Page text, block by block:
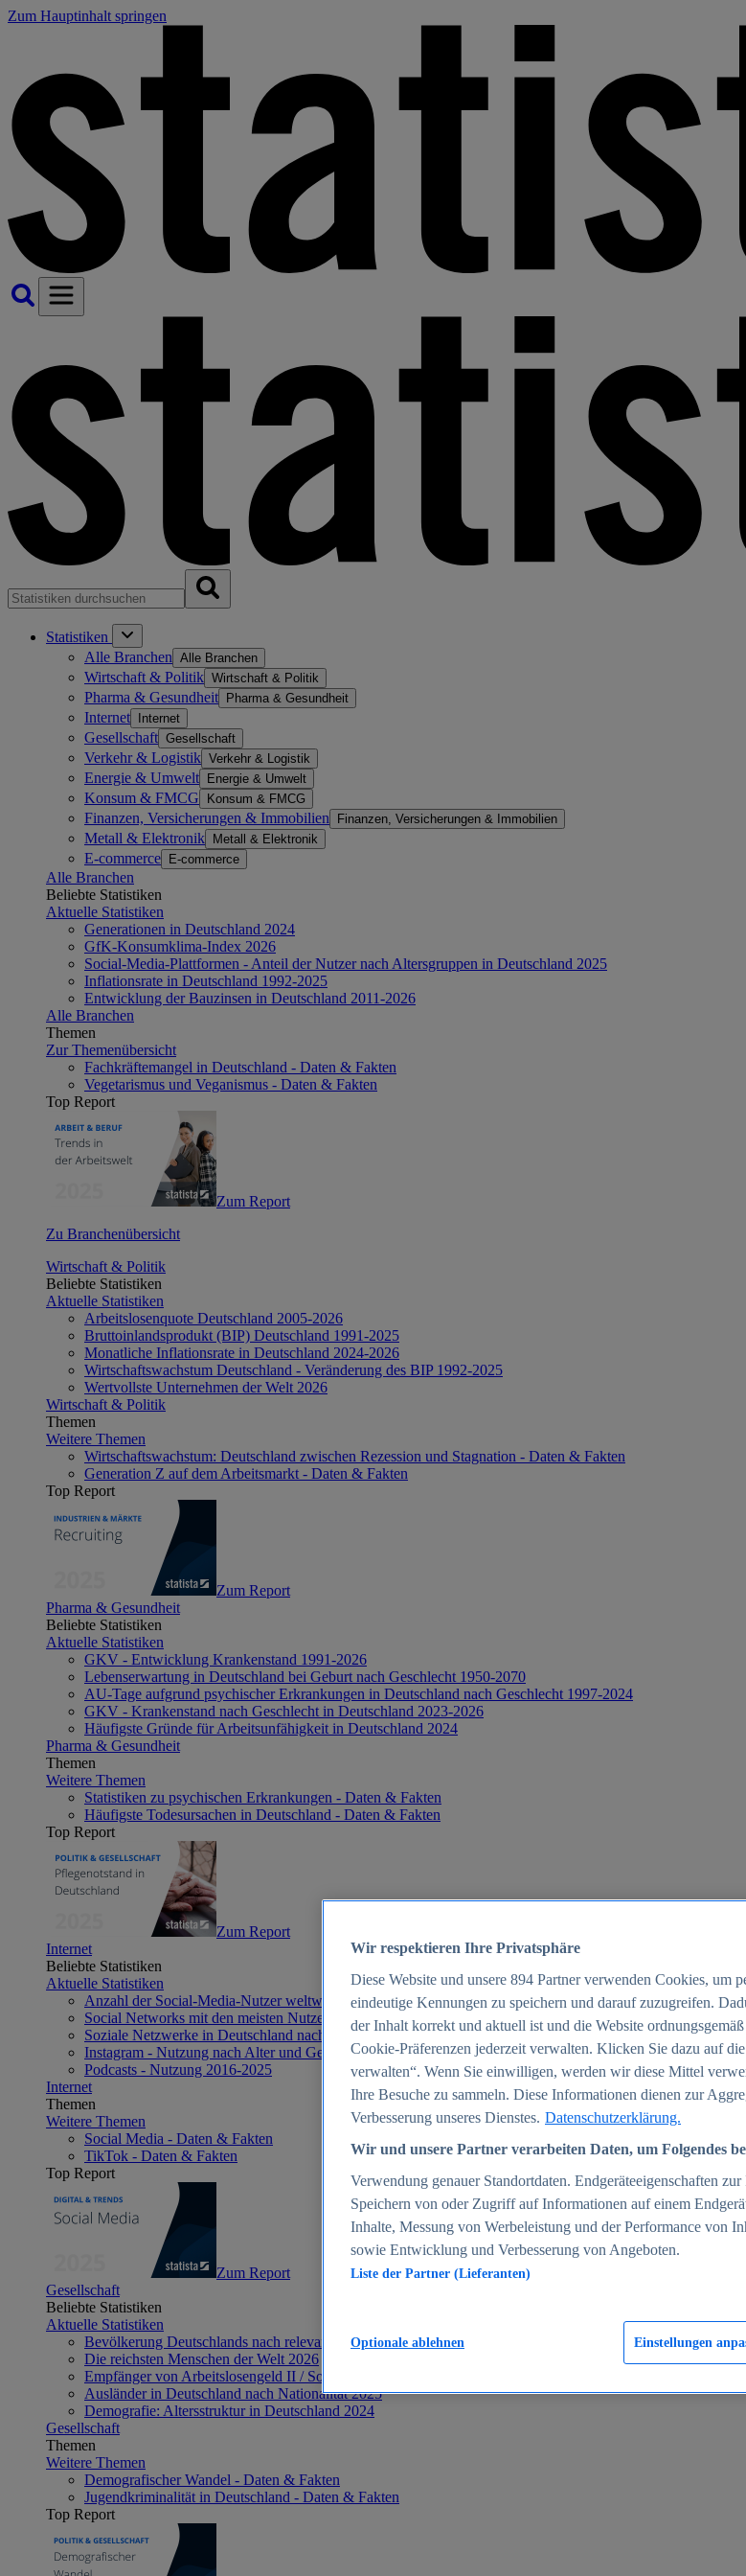
Zum Hauptinhalt springen
Statistiken
Alle Branchen Alle Branchen
Wirtschaft & Politik Wirtschaft & Politik
Pharma & Gesundheit Pharma & Gesundheit
Internet Internet
Gesellschaft Gesellschaft
Verkehr & Logistik Verkehr & Logistik
Energie & Umwelt Energie & Umwelt
Konsum & FMCG Konsum & FMCG
Finanzen, Versicherungen & Immobilien Finanzen, Versicherungen & Immobilien
Metall & Elektronik Metall & Elektronik
E-commerce E-commerce
Alle Branchen
Beliebte Statistiken
Aktuelle Statistiken
Generationen in Deutschland 2024
GfK-Konsumklima-Index 2026
Social-Media-Plattformen - Anteil der Nutzer nach Altersgruppen in Deutschland 2025
Inflationsrate in Deutschland 1992-2025
Entwicklung der Bauzinsen in Deutschland 2011-2026
Alle Branchen
Themen
Zur Themenübersicht
Fachkräftemangel in Deutschland - Daten & Fakten
Vegetarismus und Veganismus - Daten & Fakten
Top Report
Zum Report
Zu Branchenübersicht
Wirtschaft & Politik
Beliebte Statistiken
Aktuelle Statistiken
Arbeitslosenquote Deutschland 2005-2026
Bruttoinlandsprodukt (BIP) Deutschland 1991-2025
Monatliche Inflationsrate in Deutschland 2024-2026
Wirtschaftswachstum Deutschland - Veränderung des BIP 1992-2025
Wertvollste Unternehmen der Welt 2026
Wirtschaft & Politik
Themen
Weitere Themen
Wirtschaftswachstum: Deutschland zwischen Rezession und Stagnation - Daten & Fakten
Generation Z auf dem Arbeitsmarkt - Daten & Fakten
Top Report
Zum Report
Pharma & Gesundheit
Beliebte Statistiken
Aktuelle Statistiken
GKV - Entwicklung Krankenstand 1991-2026
Lebenserwartung in Deutschland bei Geburt nach Geschlecht 1950-2070
AU-Tage aufgrund psychischer Erkrankungen in Deutschland nach Geschlecht 1997-2024
GKV - Krankenstand nach Geschlecht in Deutschland 2023-2026
Häufigste Gründe für Arbeitsunfähigkeit in Deutschland 2024
Pharma & Gesundheit
Themen
Weitere Themen
Statistiken zu psychischen Erkrankungen - Daten & Fakten
Häufigste Todesursachen in Deutschland - Daten & Fakten
Top Report
Zum Report
Internet
Beliebte Statistiken
Aktuelle Statistiken
Anzahl der Social-Media-Nutzer weltweit 2012-2025
Social Networks mit den meisten Nutzern weltweit 2025
Soziale Netzwerke in Deutschland nach Generationen 2025
Instagram - Nutzung nach Alter und Geschlecht in Deutschland 2025
Podcasts - Nutzung 2016-2025
Internet
Themen
Weitere Themen
Social Media - Daten & Fakten
TikTok - Daten & Fakten
Top Report
Zum Report
Gesellschaft
Beliebte Statistiken
Aktuelle Statistiken
Bevölkerung Deutschlands nach relevanten Altersgruppen 2024
Die reichsten Menschen der Welt 2026
Empfänger von Arbeitslosengeld II / Sozialgeld / Bürgergeld in Deutschland 2005-2025
Ausländer in Deutschland nach Nationalität 2025
Demografie: Altersstruktur in Deutschland 2024
Gesellschaft
Themen
Weitere Themen
Demografischer Wandel - Daten & Fakten
Jugendkriminalität in Deutschland - Daten & Fakten
Top Report
Wir respektieren Ihre Privatsphäre
Diese Website und unsere 894 Partner verwenden Cookies, um
eindeutige Kennungen zu speichern und darauf zuzugreifen.
der Inhalt korrekt und aktuell ist und die Website
Cookie-Präferenzen jederzeit verwalten. Klicken Sie dazu auf
verwalten“. Wenn Sie einwilligen, werden wir diese Mittel
Ihre Besuche zu sammeln. Diese Informationen dienen zur
Verbesserung unseres Dienstes. Datenschutzerklärung.
Wir und unsere Partner verarbeiten Daten, um Folgendes
Verwendung genauer Standortdaten. Endgeräteeigenschaften
Speichern von oder Zugriff auf Informationen auf einem
Inhalte, Messung von Werbeleistung und der Performance von
sowie Entwicklung und Verbesserung von Angeboten.
Liste der Partner (Lieferanten)
Einstellungen
Optionale ablehnen